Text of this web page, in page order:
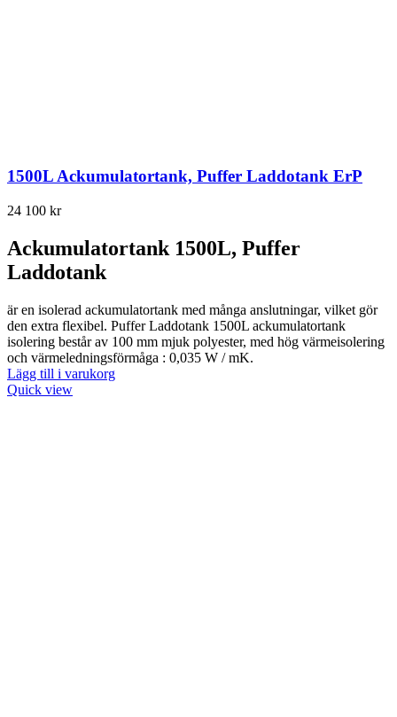
1500L Ackumulatortank, Puffer Laddotank ErP
24 100 kr
Ackumulatortank 1500L, Puffer
Laddotank
är en isolerad ackumulatortank med många anslutningar, vilket gör
den extra flexibel. Puffer Laddotank 1500L ackumulatortank
isolering består av 100 mm mjuk polyester, med hög värmeisolering
och värmeledningsförmåga : 0,035 W / mK.
Lägg till i varukorg
Quick view